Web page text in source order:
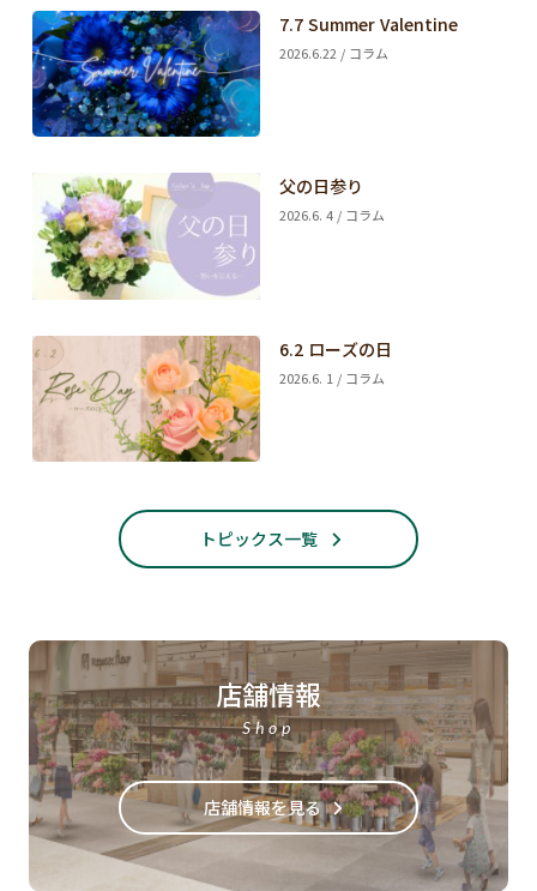
7.7 Summer Valentine
2026.6.22 / コラム
父の日参り
2026.6. 4 / コラム
6.2 ローズの日
2026.6. 1 / コラム
トピックス一覧
店舗情報
Shop
店舗情報を見る